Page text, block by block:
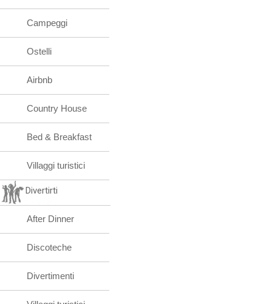
Campeggi
Ostelli
Airbnb
Country House
Bed & Breakfast
Villaggi turistici
Divertirti
After Dinner
Discoteche
Divertimenti